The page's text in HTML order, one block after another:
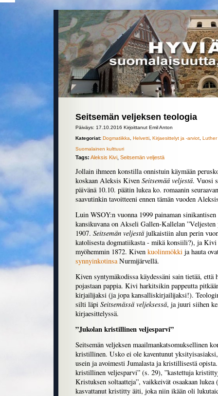
Seitsemän veljeksen teologia
Päiväys: 17.10.2016 Kirjoittanut Emil Anton
Kategoriat: Dogmatiikka Helvetti Kirjaesittelyt ja -arviot Luther
Suomalainen kulttuuri
Tags: Aleksis Kivi Seitsemän veljestä
Jollain ihmeen konstilla onnistuin käymään
koskaan Aleksis Kiven Seitsemää veljestä. Vuosi
päivänä 10.10. päätin lukea ko. romaanin
saavutinkin tavoitteeni ennen tämän vuoden
Luin WSOY:n vuonna 1999 painaman
kansikuvana on Akseli Gallen-Kallelan ”Veljesten
1907. Seitsemän veljestä julkaistiin alun perin
katolisesta dogmatiikasta - mikä konsiili?), ja
myöhemmin 1872. Kiven kuolinmökki ja hauta
synnyinkotinsaNurmijärvellä.
Kiven syntymäkodissa käydessäni sain tietää, että
pojastaan pappia. Kivi harkitsikin pappeutta
kirjailijaksi (ja jopa kansalliskirjailijaksi!).
silti läpi Seitsemässä veljeksessä, ja juuri siihen
kirjaesittelyssä.
”Jukolan kristillinen veljesparvi”
Seitsemän veljeksen maailmankatsomuksellinen
kristillinen. Usko ei ole kaventunut
usein ja avoimesti Jumalasta ja kristillisestä
kristillinen veljesparvi” (s. 29), ”kastettuja
Kristuksen soltaatteja”, vaikkeivät osaakaan
kasvattanut kristitty äiti, joka niin ikään oli